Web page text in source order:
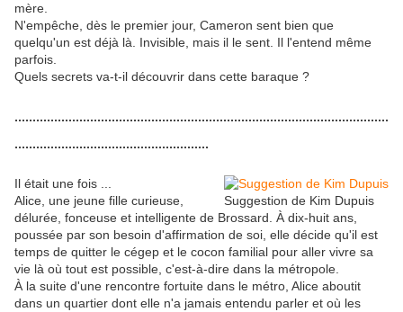
mère.
N'empêche, dès le premier jour, Cameron sent bien que
quelqu'un est déjà là. Invisible, mais il le sent. Il l'entend même
parfois.
Quels secrets va-t-il découvrir dans cette baraque ?
........................................................................................................
......................................................
Suggestion de Kim Dupuis
Il était une fois ...
Alice, une jeune fille curieuse,
délurée, fonceuse et intelligente de Brossard. À dix-huit ans,
poussée par son besoin d'affirmation de soi, elle décide qu'il est
temps de quitter le cégep et le cocon familial pour aller vivre sa
vie là où tout est possible, c'est-à-dire dans la métropole.
À la suite d'une rencontre fortuite dans le métro, Alice aboutit
dans un quartier dont elle n'a jamais entendu parler et où les